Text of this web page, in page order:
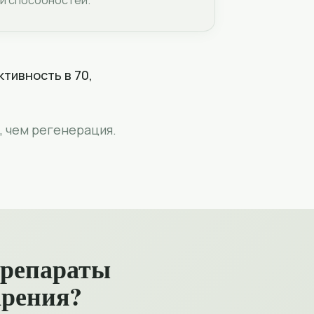
в 70,
чем регенерация.